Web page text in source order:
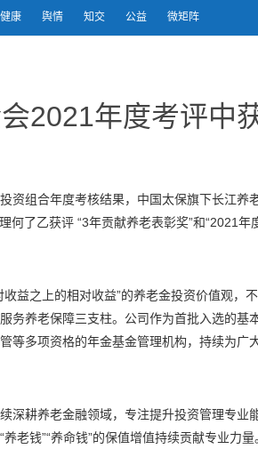
健康 舆情 知交 公益 微矩阵
2021年度考评中
资组合年度考核结果，中国太保旗下长江养
了乙获评 “3年贡献养老表彰奖”和“2021年
益之上的相对收益”的养老金投资价值观，
务养老保障三支柱。公司作为首批入选的基
等多项资格的年金基金管理机构，持续为广
深耕养老金融领域，专注提升投资管理专业
老钱”“养命钱”的保值增值持续贡献专业力量